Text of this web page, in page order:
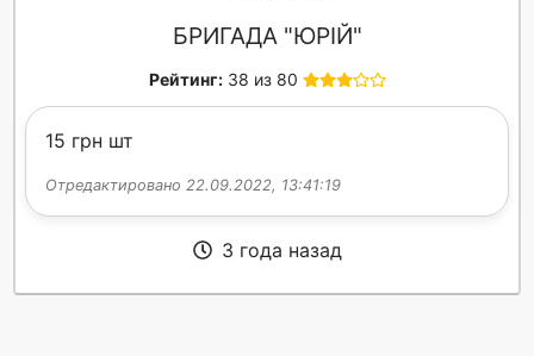
БРИГАДА "ЮРІЙ"
Рейтинг: 38 из 80
15 грн шт
Отредактировано 22.09.2022, 13:41:19
3 года назад